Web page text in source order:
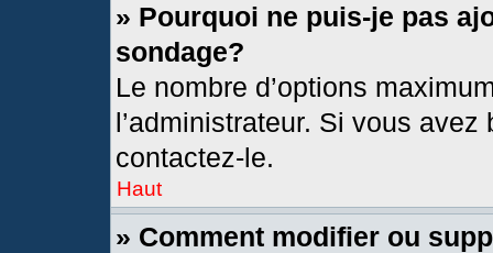
» Pourquoi ne puis-je pas
sondage?
Le nombre d’options
l’administrateur. Si vous
contactez-le.
Haut
» Comment modifier ou